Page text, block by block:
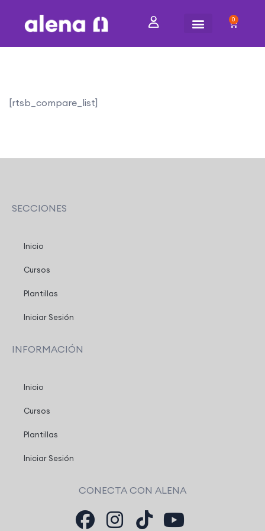
0
[rtsb_compare_list]
SECCIONES
Inicio
Cursos
Plantillas
Iniciar Sesión
INFORMACIÓN
Inicio
Cursos
Plantillas
Iniciar Sesión
CONECTA CON ALENA